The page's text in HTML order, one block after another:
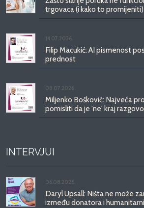
trgovaca (i kako to promijeniti)
14.07.2026.
Filip Macukić: AI pismenost
prednost
08.07.2026.
Miljenko Bošković: Najveća
pomisliti da je 'ne' kraj
INTERVJUI
06.08.2026.
Daryl Upsall: Ništa ne može
između donatora i